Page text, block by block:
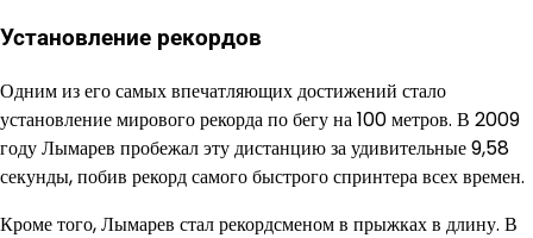
Установление рекордов
Одним из его самых впечатляющих достижений стало
установление мирового рекорда по бегу на 100 метров. В 2009
году Лымарев пробежал эту дистанцию за удивительные 9,58
секунды, побив рекорд самого быстрого спринтера всех времен.
Кроме того, Лымарев стал рекордсменом в прыжках в длину. В